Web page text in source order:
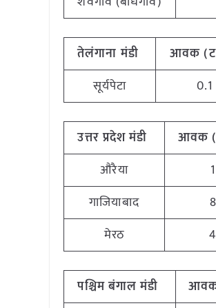
तेलंगाना मंडी आवक
सूर्यपेटा
0.1
उत्तर प्रदेश मंडी आवक
औरैया
1
गाजियाबाद
8
मेरठ
4
पश्चिम बंगाल मंडी